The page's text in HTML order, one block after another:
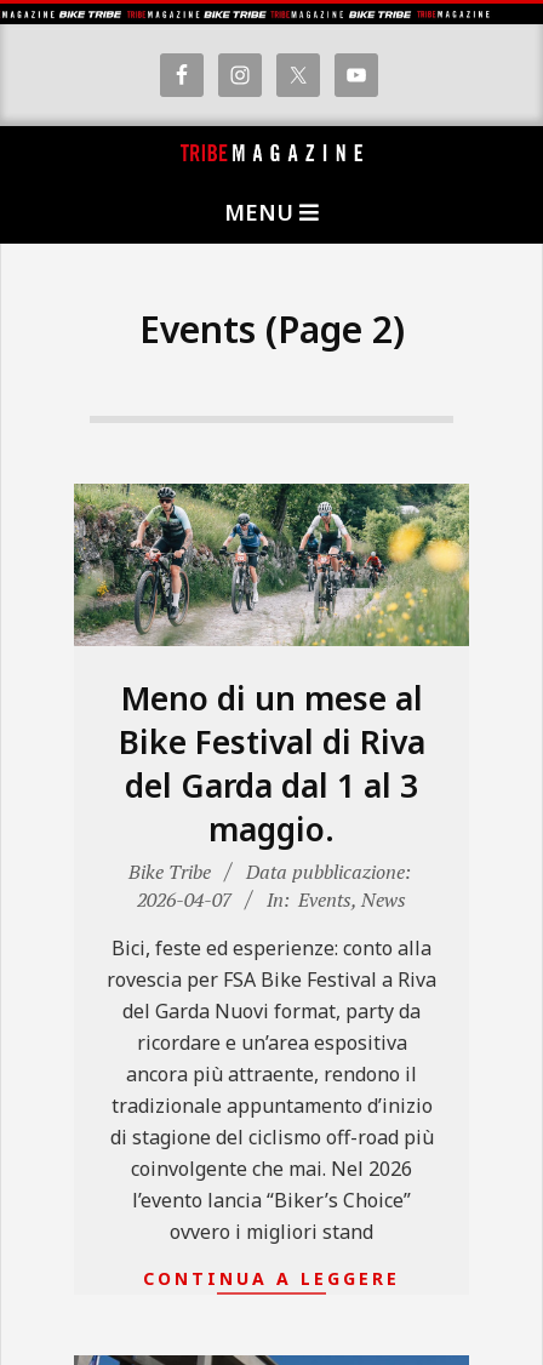
Skip
I
MENU
Events (Page 2)
Meno di un mese al
Bike Festival di Riva
del Garda dal 1 al 3
maggio.
2026-
Bike Tribe
Data pubblicazione:
2026-04-07
In: Events, News
Bici, feste ed esperienze: conto alla
rovescia per FSA Bike Festival a Riva
del Garda Nuovi format, party da
ricordare e un’area espositiva
ancora più attraente, rendono il
tradizionale appuntamento d’inizio
di stagione del ciclismo off-road più
coinvolgente che mai. Nel 2026
l’evento lancia “Biker’s Choice”
ovvero i migliori stand
CONTINUA A LEGGERE